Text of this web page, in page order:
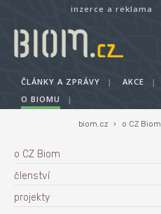
inzerce a reklama
ČLÁNKY A ZPRÁVY | AKCE |
O BIOMU
|
biom.cz › o CZ Biom
o CZ Biom
členství
projekty